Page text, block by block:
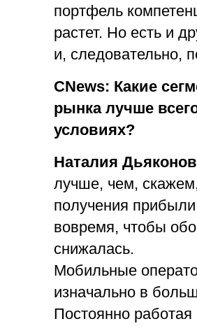
портфель
растет. Но есть и
и, следовательно,
CNews: Какие
рынка лучше
условиях?
Наталия
лучше, чем,
получения
вовремя, чтобы
снижалась.
Мобильные
изначально в
Постоянно